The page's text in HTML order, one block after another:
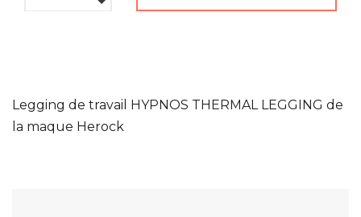
Legging de travail HYPNOS THERMAL LEGGING de
la maque Herock